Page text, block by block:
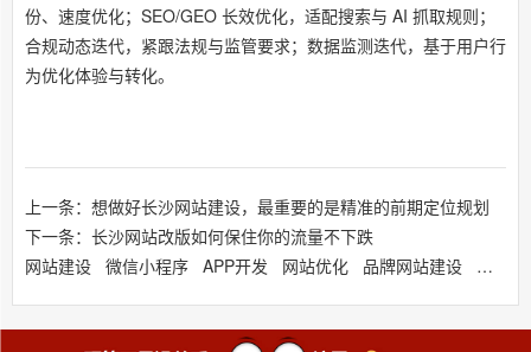
份、速度优化；SEO/GEO 长效优化，适配搜索与 AI 抓取规则；
合规动态迭代，紧跟法规与监管要求；数据监测迭代，基于用户行
为优化体验与转化。
上一条：想做好长沙网站建设，最重要的是精准的前期定位规划
下一条：长沙网站改版如何保住你的流量不下跌
网站建设 微信小程序 APP开发 网站优化 品牌网站建设 响应